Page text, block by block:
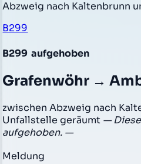
Abzweig nach Kaltenbrunn
B299
B299 aufgehoben
Grafenwöhr →
zwischen Abzweig nach
Unfallstelle geräumt —
aufgehoben. —
Meldung